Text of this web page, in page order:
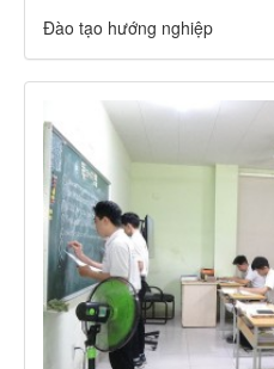
Đào tạo hướng nghiệp